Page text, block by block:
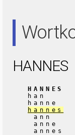
HANNES
HANNES
han
hanne
hannes
ann
anne
annes